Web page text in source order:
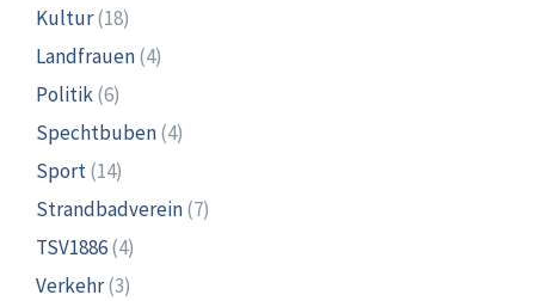
Kultur(18)
Landfrauen(4)
Politik(6)
Spechtbuben(4)
Sport(14)
Strandbadverein(7)
TSV1886(4)
Verkehr(3)